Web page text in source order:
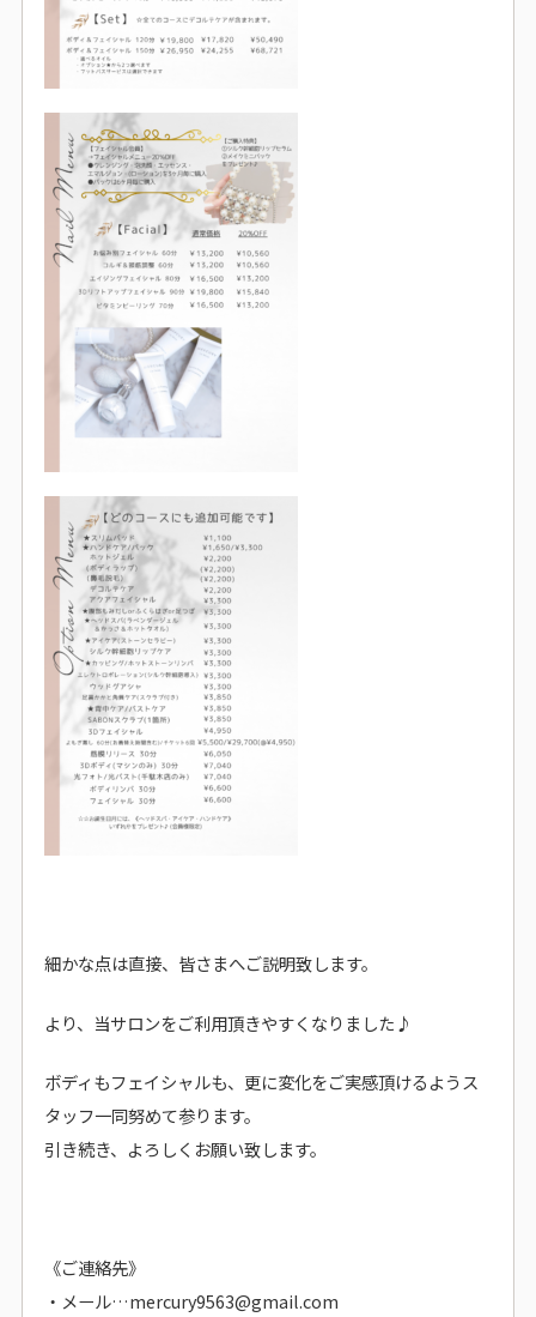
細かな点は直接、皆さまへご説明致します。
より、当サロンをご利用頂きやすくなりました♪
ボディもフェイシャルも、更に変化をご実感頂けるようス
タッフ一同努めて参ります。
引き続き、よろしくお願い致します。
《ご連絡先》
・メール…mercury9563@gmail.com